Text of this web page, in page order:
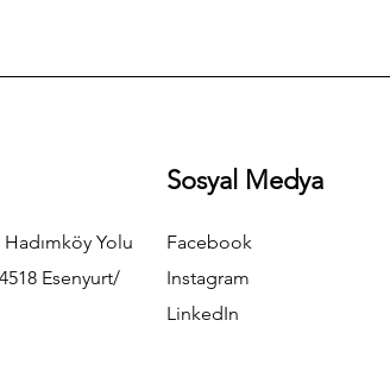
Yolu
Esenyurt/
Sosyal Medya
Facebook
Instagram
LinkedIn